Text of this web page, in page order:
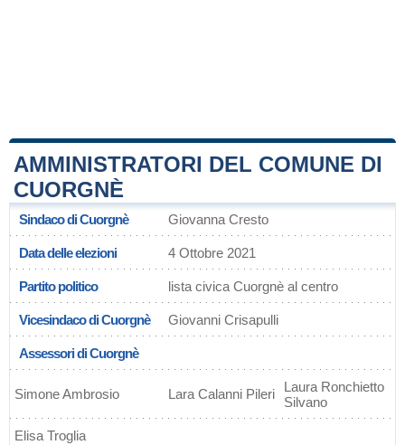
AMMINISTRATORI DEL COMUNE DI
CUORGNÈ
Sindaco di Cuorgnè Giovanna Cresto
Data delle elezioni 4 Ottobre 2021
Partito politico lista civica Cuorgnè al centro
Vicesindaco di Cuorgnè Giovanni Crisapulli
Assessori di Cuorgnè
Simone Ambrosio Lara Calanni Pileri
Laura Ronchietto
Silvano
Elisa Troglia